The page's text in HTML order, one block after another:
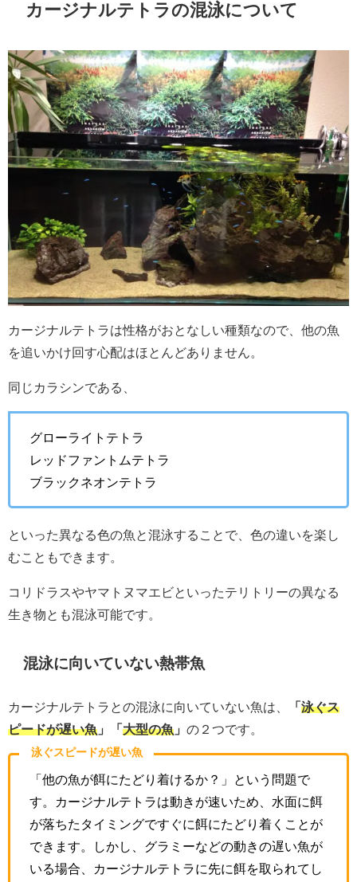
カージナルテトラの混泳について
カージナルテトラは性格がおとなしい種類なので、他の魚
を追いかけ回す心配はほとんどありません。
同じカラシンである、
グローライトテトラ
レッドファントムテトラ
ブラックネオンテトラ
といった異なる色の魚と混泳することで、色の違いを楽し
むこともできます。
コリドラスやヤマトヌマエビといったテリトリーの異なる
生き物とも混泳可能です。
混泳に向いていない熱帯魚
カージナルテトラとの混泳に向いていない魚は、 「 泳ぐス
ピードが遅い魚 」「 大型の魚 」 の２つです。
泳ぐスピードが遅い魚
「他の魚が餌にたどり着けるか？」という問題で
す。カージナルテトラは動きが速いため、水面に餌
が落ちたタイミングですぐに餌にたどり着くことが
できます。しかし、グラミーなどの動きの遅い魚が
いる場合、カージナルテトラに先に餌を取られてし